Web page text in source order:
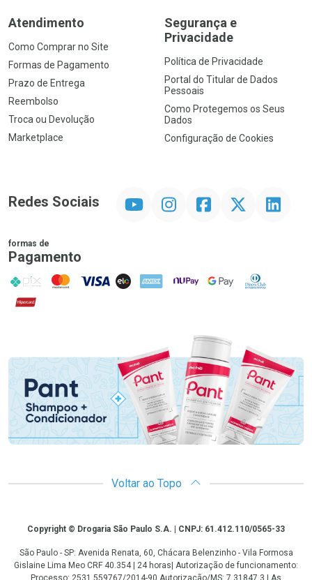
Atendimento
Como Comprar no Site
Formas de Pagamento
Prazo de Entrega
Reembolso
Troca ou Devolução
Marketplace
Segurança e
Privacidade
Política de Privacidade
Portal do Titular de Dados
Pessoais
Como Protegemos os Seus
Dados
Configuração de Cookies
Redes Sociais InstagramFacebookTwitter Linkedin
formas de
Pagamento
PIX MasterCard
VISA ELO AMEX NuPay Google PayDiners Club
Hipercard
Voltar ao Topo
CopyrightCopyright © Drogaria São Paulo S.A. | CNPJ: 61.412.110/0565-33
São Paulo - SP: Avenida Renata, 60, Chácara Belenzinho - Vila Formosa
Gislaine Lima Meo CRF 40.354 | 24 horas| Autorização de funcionamento: